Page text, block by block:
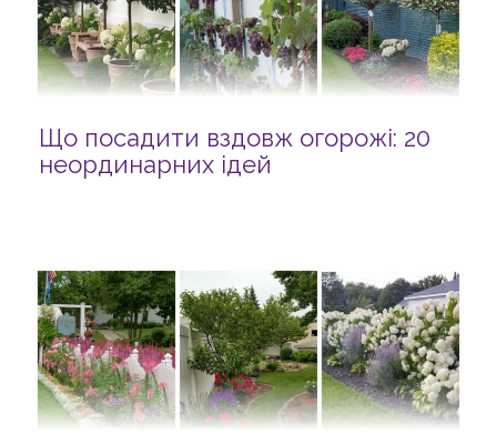
Що посадити вздовж огорожі: 20
неординарних ідей